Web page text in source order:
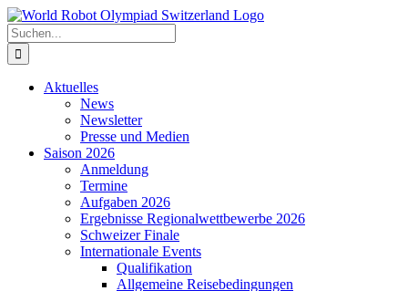
Zum
Inhalt
springen
Suche
nach:
Aktuelles
News
Newsletter
Presse und Medien
Saison 2026
Anmeldung
Termine
Aufgaben 2026
Ergebnisse Regionalwettbewerbe 2026
Schweizer Finale
Internationale Events
Qualifikation
Allgemeine Reisebedingungen